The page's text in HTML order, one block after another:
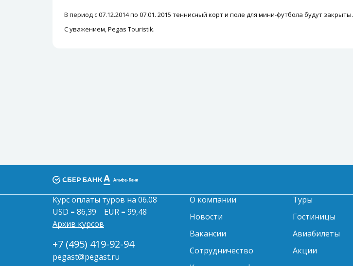
В период с 07.12.2014 по 07.01. 2015 теннисный корт и поле для мини-футбола будут закрыты.
С уважением, Pegas Touristik.
Курс оплаты туров на 06.08
USD = 86,39
EUR = 99,48
Архив курсов
+7 (495) 419-92-94
pegast@pegast.ru
О компании
Новости
Вакансии
Сотрудничество
Туры
Гостиницы
Авиабилеты
Акции